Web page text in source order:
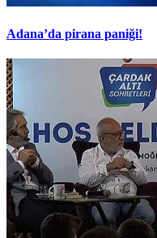
Adana’da pirana paniği!